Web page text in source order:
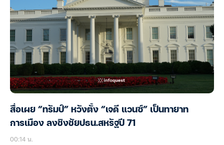
สื่อเผย “ทรัมป์” หวังตั้ง “เจดี แวนซ์” เป็นทายาท
การเมือง ลงชิงชัยปธน.สหรัฐปี 71
00:14 น.